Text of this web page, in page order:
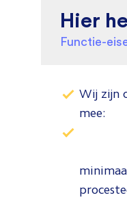
Hier
Functie-
Wij zijn
mee: